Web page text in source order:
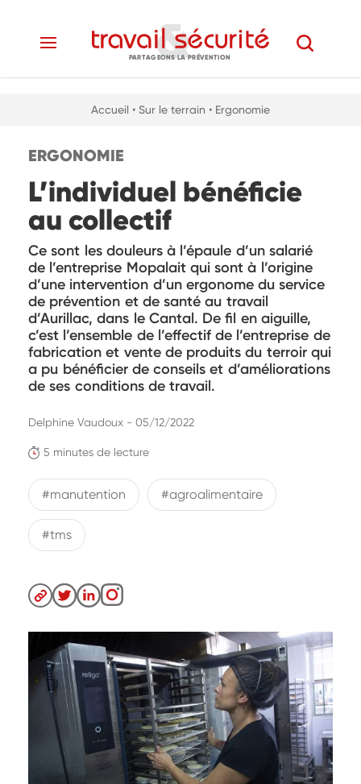
PARTAGEONS LA PRÉVENTION
Accueil • Sur le terrain • Ergonomie
ERGONOMIE
L’individuel bénéficie
au collectif
Ce sont les douleurs à l’épaule d’un salarié
de l’entreprise Mopalait qui sont à l’origine
d’une intervention d’un ergonome du service
de prévention et de santé au travail
d’Aurillac, dans le Cantal. De fil en aiguille,
c’est l’ensemble de l’effectif de l’entreprise de
fabrication et vente de produits du terroir qui
a pu bénéficier de conseils et d’améliorations
de ses conditions de travail.
5 minutes de lecture
Delphine Vaudoux - 05/12/2022
#manutention #agroalimentaire
#tms